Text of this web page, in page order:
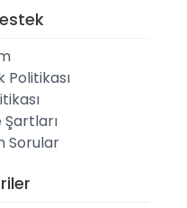
Politikası
Sorular